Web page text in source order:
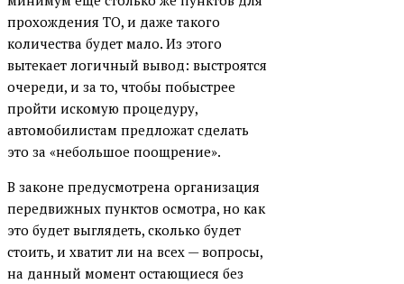
прохождения ТО, и даже такого
количества будет мало. Из этого
вытекает логичный вывод: выстроятся
очереди, и за то, чтобы побыстрее
пройти искомую процедуру,
автомобилистам предложат сделать
это за «небольшое поощрение».
В законе предусмотрена организация
передвижных пунктов осмотра, но как
это будет выглядеть, сколько будет
стоить, и хватит ли на всех — вопросы,
на данный момент остающиеся без